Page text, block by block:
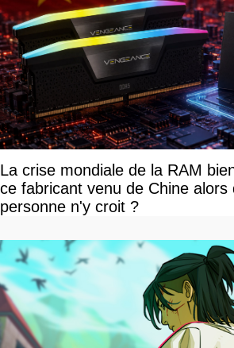
La crise mondiale de la RAM
ce fabricant venu de Chine alors
personne n'y croit ?